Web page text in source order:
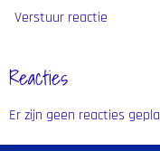
Verstuur reactie
Reacties
Er zijn geen reacties